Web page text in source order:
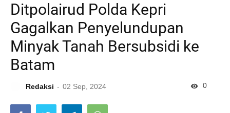
Ditpolairud Polda Kepri
Gagalkan Penyelundupan
Minyak Tanah Bersubsidi ke
Batam
Redaksi 02 Sep, 2024 0